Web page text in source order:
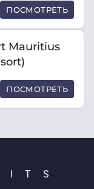
ПОСМОТРЕТЬ
Mauritius
ПОСМОТРЕТЬ